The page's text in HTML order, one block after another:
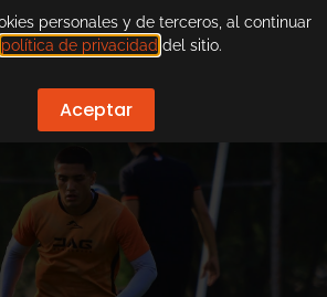
personales y de terceros, al continuar
política de privacidad del sitio.
Aceptar